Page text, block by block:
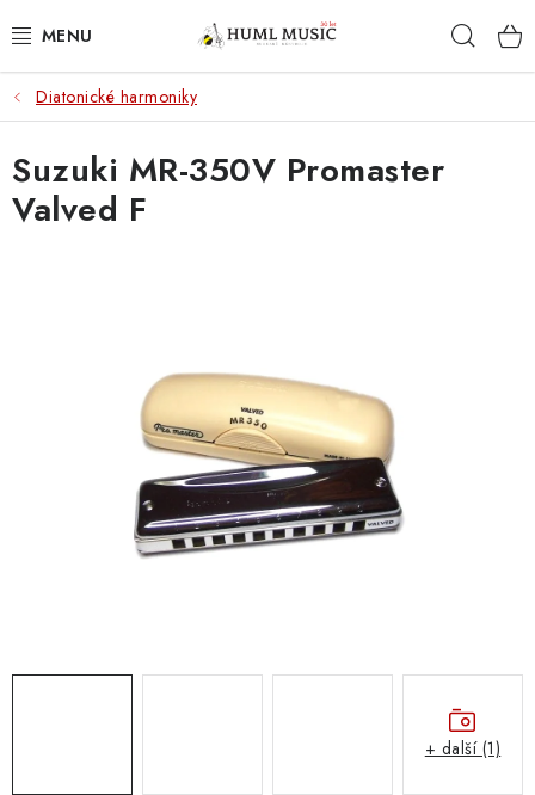
na
KYTARY
UKULELE
DECHY
KYTAROVÉ PŘÍSLUŠENSTVÍ
OSTATNÍ STRUNNÉ NÁSTROJE
Diatonické harmoniky
Suzuki MR-350V Promaster
Valved F
+ další (1)